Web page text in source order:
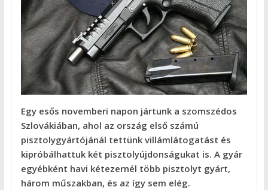
Egy esős novemberi napon jártunk a szomszédos
Szlovákiában, ahol az ország első számú
pisztolygyártójánál tettünk villámlátogatást és
kipróbálhattuk két pisztolyújdonságukat is. A gyár
egyébként havi kétezernél több pisztolyt gyárt,
három műszakban, és az így sem elég.